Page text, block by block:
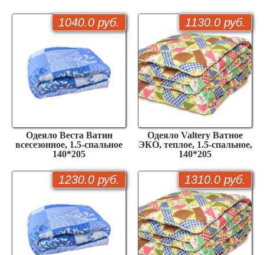
Одеяло Веста Ватин
всесезонное, 1.5-спальное
140*205
1040.0 руб.
Одеяло Valtery Ватное
ЭКО, теплое, 1.5-спальное,
140*205
1130.0 руб.
1230.0 руб. 1310.0 руб.